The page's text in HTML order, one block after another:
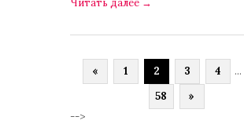
Читать далее →
« 1 2 3 4 ...
58
»
-->